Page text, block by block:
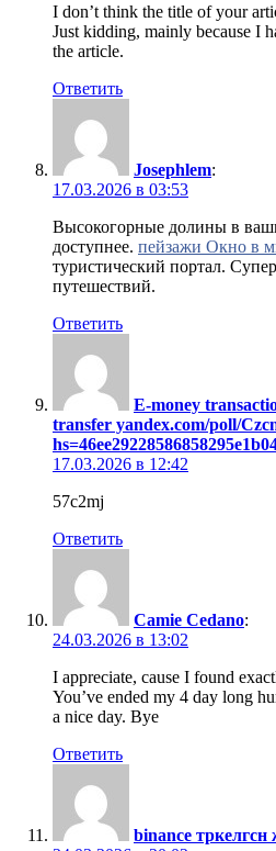
I don’t think the title of your
Just kidding, mainly because I
the article.
Ответить
Josephlem:
17.03.2026 в 03:53
Высокогорные долины в
доступнее. пейзажи Окно в
туристический портал.
путешествий.
Ответить
E-money
transfer yandex.com/poll/
17.03.2026 в 12:42
57c2mj
Ответить
Camie Cedano:
24.03.2026 в 13:02
I appreciate, cause I found
You’ve ended my 4 day long
a nice day. Bye
Ответить
binance тркелгсн